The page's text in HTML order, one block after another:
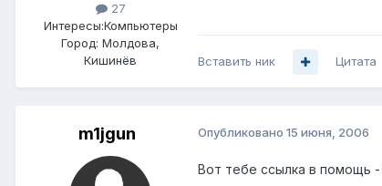
27
Интересы:Компьютеры
Город: Молдова,
Кишинёв
Вставить ник Цитата
m1jgun Опубликовано 15 июня, 2006
Вот тебе ссылка в помощь -